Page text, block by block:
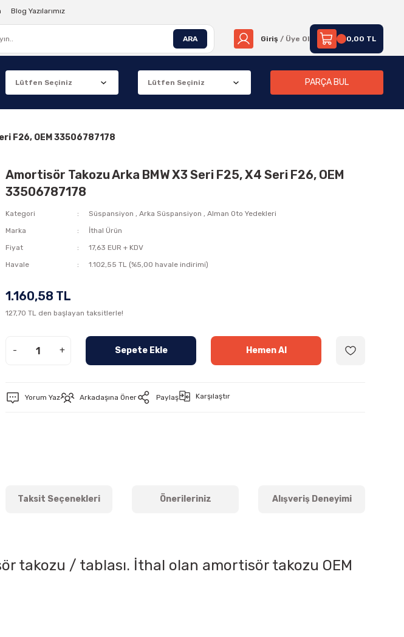
Blog Yazılarımız
ARA Giriş / Üye Ol 0,00 TL
PARÇA BUL
F26, OEM 33506787178
Amortisör Takozu Arka BMW X3 Seri F25, X4 Seri F26, OEM
33506787178
Kategori Süspansiyon ,Arka Süspansiyon ,Alman Oto Yedekleri
Marka
İthal Ürün
Fiyat
17,63 EUR + KDV
Havale
1.102,55 TL (%5,00 havale indirimi)
1.160,58 TL
127,70 TL den başlayan taksitlerle!
- + Sepete Ekle Hemen Al
Yorum Yaz Arkadaşına Öner Paylaş Karşılaştır
Taksit Seçenekleri Önerileriniz Alışveriş Deneyimi
takozu / tablası. İthal olan amortisör takozu OEM